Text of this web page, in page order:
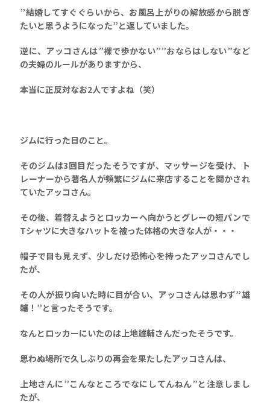
”結婚してすぐぐらいから、お風呂上がりの解放感から脱ぎ
たいと思うようになった”と返していました。
逆に、アッコさんは”裸で歩かない””おならはしない”など
の夫婦のルールがありますから、
本当に正反対なお2人ですよね（笑）
ジムに行った日のこと。
そのジムは3回目だったそうですが、マッサージを受け、ト
レーナーから著名人が頻繁にジムに来店することを聞かされ
ていたアッコさん。
その後、着替えようとロッカーへ向かうとグレーの短パンで
Tシャツに大きなハットを被った体格の大きな人が・・・
帽子で目も見えず、少しだけ恐怖心を持ったアッコさんでし
たが、
その人が振り向いた時に目が合い、アッコさんは思わず”雄
輔！”と言ったそうです。
なんとロッカーにいたのは上地雄輔さんだったそうです。
思わぬ場所で久しぶりの再会を果たしたアッコさんは、
上地さんに”こんなところでなにしてんねん”と注意しまし
たが、